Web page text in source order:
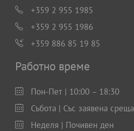
+359 2 955 1985
+359 2 955 1986
+359 886 85 19 85
Работно време
Пон-Пет | 10:00 – 18:30
Събота | Със заявена среща
Неделя | Почивен ден